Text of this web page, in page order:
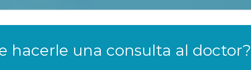
hacerle una consulta al doctor?